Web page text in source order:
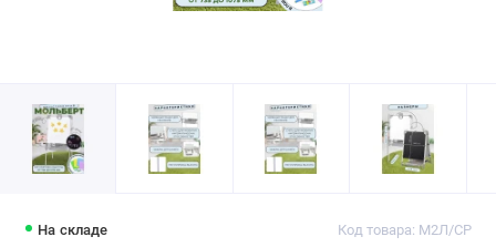
На складе Код товара: М2Л/СР